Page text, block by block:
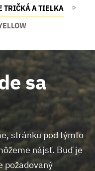
TRIČKÁ A TIELKA
sa
stránku pod týmto
nájsť. Buď je
požadovaný